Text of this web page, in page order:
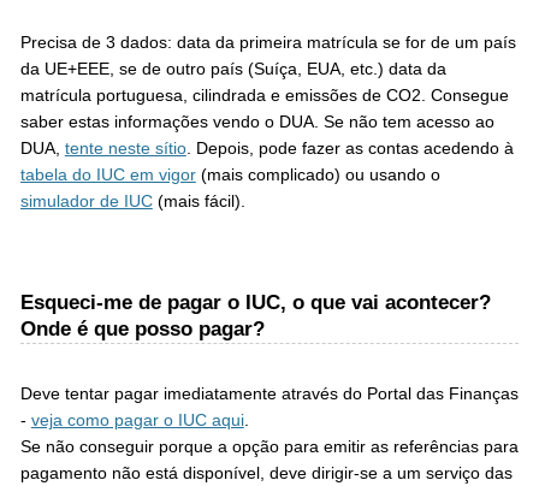
Precisa de 3 dados: data da primeira matrícula se for de um país
da UE+EEE, se de outro país (Suíça, EUA, etc.) data da
matrícula portuguesa, cilindrada e emissões de CO2. Consegue
saber estas informações vendo o DUA. Se não tem acesso ao
DUA, tente neste sítio. Depois, pode fazer as contas acedendo à
tabela do IUC em vigor(mais complicado) ou usando o
simulador de IUC(mais fácil).
Esqueci-me de pagar o IUC, o que vai acontecer?
Onde é que posso pagar?
Deve tentar pagar imediatamente através do Portal das Finanças
- veja como pagar o IUC aqui.
Se não conseguir porque a opção para emitir as referências para
pagamento não está disponível, deve dirigir-se a um serviço das